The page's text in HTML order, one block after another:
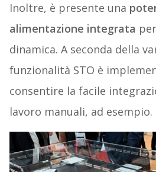
Inoltre, è presente una
alimentazione integrata
dinamica. A seconda della
funzionalità STO è
consentire la facile
lavoro manuali, ad esempio.